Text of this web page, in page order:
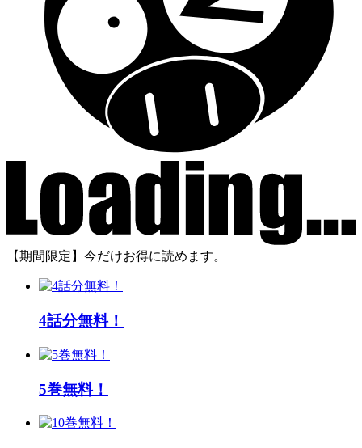
【期間限定】今だけお得に読めます。
4話分無料！
5巻無料！